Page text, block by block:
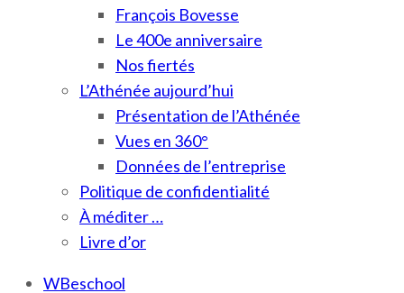
François Bovesse
Le 400e anniversaire
Nos fiertés
L’Athénée aujourd’hui
Présentation de l’Athénée
Vues en 360°
Données de l’entreprise
Politique de confidentialité
À méditer …
Livre d’or
WBeschool